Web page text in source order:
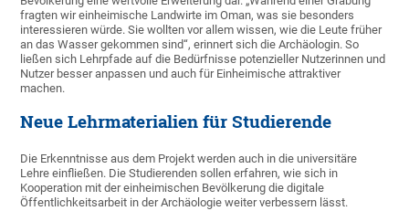
fragten wir einheimische Landwirte im Oman, was sie besonders
interessieren würde. Sie wollten vor allem wissen, wie die Leute früher
an das Wasser gekommen sind“, erinnert sich die Archäologin. So
ließen sich Lehrpfade auf die Bedürfnisse potenzieller Nutzerinnen und
Nutzer besser anpassen und auch für Einheimische attraktiver
machen.
Neue Lehrmaterialien für Studierende
Die Erkenntnisse aus dem Projekt werden auch in die universitäre
Lehre einfließen. Die Studierenden sollen erfahren, wie sich in
Kooperation mit der einheimischen Bevölkerung die digitale
Öffentlichkeitsarbeit in der Archäologie weiter verbessern lässt.